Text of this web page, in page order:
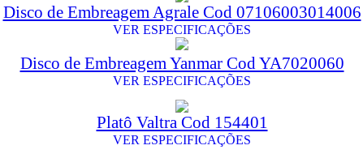
Disco de Embreagem Agrale Cod 07106003014006
VER ESPECIFICAÇÕES
Disco de Embreagem Yanmar Cod YA7020060
VER ESPECIFICAÇÕES
Platô Valtra Cod 154401
VER ESPECIFICAÇÕES